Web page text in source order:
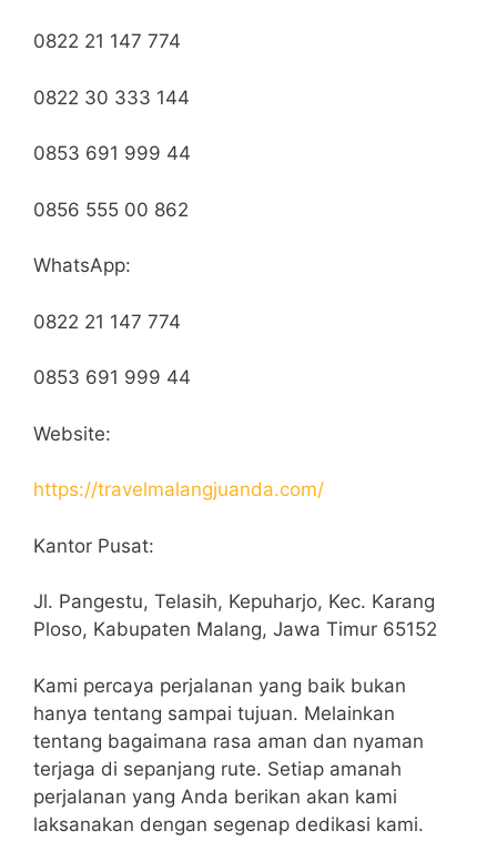
0822 21 147 774
0822 30 333 144
0853 691 999 44
0856 555 00 862
WhatsApp:
0822 21 147 774
0853 691 999 44
Website:
https://travelmalangjuanda.com/
Kantor Pusat:
Jl. Pangestu, Telasih, Kepuharjo, Kec. Karang
Ploso, Kabupaten Malang, Jawa Timur 65152
Kami percaya perjalanan yang baik bukan
hanya tentang sampai tujuan. Melainkan
tentang bagaimana rasa aman dan nyaman
terjaga di sepanjang rute. Setiap amanah
perjalanan yang Anda berikan akan kami
laksanakan dengan segenap dedikasi kami.